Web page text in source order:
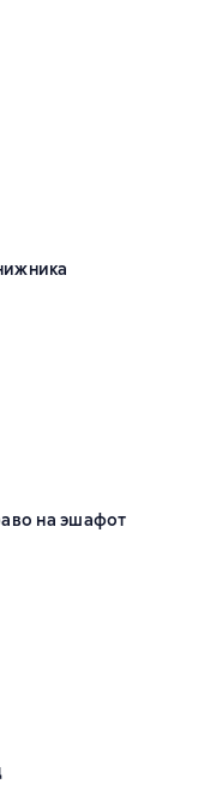
на основе 47 оценок
на основе 126 оценок
на эшафот
на основе 242 оценок